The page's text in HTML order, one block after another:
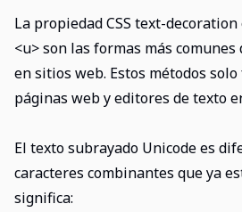
La propiedad CSS text-
<u> son las formas más
en sitios web. Estos métodos
páginas web y editores de texto
El texto subrayado Unicode es
caracteres combinantes que ya
significa: